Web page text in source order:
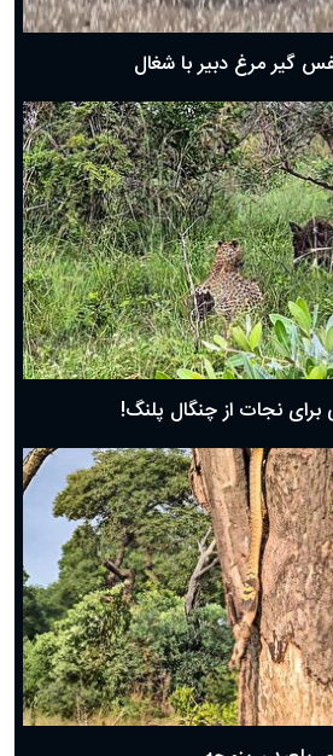
گیر مرغ دبیر با شغال
برای نجات از چنگال پلنگ!